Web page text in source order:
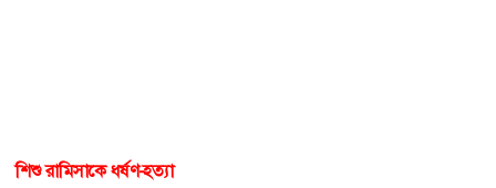
শিশু রামিসাকে ধর্ষণ-হত্যা